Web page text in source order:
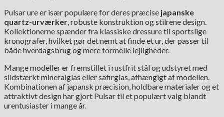
Pulsar ure er især populære for deres præcise japanske
quartz-urværker, robuste konstruktion og stilrene design.
Kollektionerne spænder fra klassiske dressure til sportslige
kronografer, hvilket gør det nemt at finde et ur, der passer til
både hverdagsbrug og mere formelle lejligheder.
Mange modeller er fremstillet i rustfrit stål og udstyret med
slidstærkt mineralglas eller safirglas, afhængigt af modellen.
Kombinationen af japansk præcision, holdbare materialer og et
attraktivt design har gjort Pulsar til et populært valg blandt
urentusiaster i mange år.